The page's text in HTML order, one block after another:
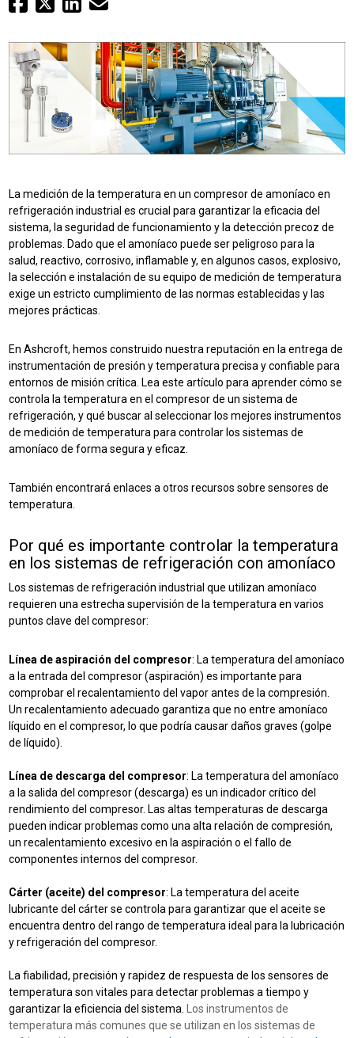
La medición de la temperatura en un compresor de amoníaco en
refrigeración industrial es crucial para garantizar la eficacia del
sistema, la seguridad de funcionamiento y la detección precoz de
problemas. Dado que el amoníaco puede ser peligroso para la
salud, reactivo, corrosivo, inflamable y, en algunos casos, explosivo,
la selección e instalación de su equipo de medición de temperatura
exige un estricto cumplimiento de las normas establecidas y las
mejores prácticas.
En Ashcroft, hemos construido nuestra reputación en la entrega de
instrumentación de presión y temperatura precisa y confiable para
entornos de misión crítica. Lea este artículo para aprender cómo se
controla la temperatura en el compresor de un sistema de
refrigeración, y qué buscar al seleccionar los mejores instrumentos
de medición de temperatura para controlar los sistemas de
amoníaco de forma segura y eficaz.
También encontrará enlaces a otros recursos sobre sensores de
temperatura.
Por qué es importante controlar la temperatura
en los sistemas de refrigeración con amoníaco
Los sistemas de refrigeración industrial que utilizan amoníaco
requieren una estrecha supervisión de la temperatura en varios
puntos clave del compresor:
Línea de aspiración del compresor: La temperatura del amoníaco
a la entrada del compresor (aspiración) es importante para
comprobar el recalentamiento del vapor antes de la compresión.
Un recalentamiento adecuado garantiza que no entre amoníaco
líquido en el compresor, lo que podría causar daños graves (golpe
de líquido).
Línea de descarga del compresor: La temperatura del amoníaco
a la salida del compresor (descarga) es un indicador crítico del
rendimiento del compresor. Las altas temperaturas de descarga
pueden indicar problemas como una alta relación de compresión,
un recalentamiento excesivo en la aspiración o el fallo de
componentes internos del compresor.
Cárter (aceite) del compresor: La temperatura del aceite
lubricante del cárter se controla para garantizar que el aceite se
encuentra dentro del rango de temperatura ideal para la lubricación
y refrigeración del compresor.
La fiabilidad, precisión y rapidez de respuesta de los sensores de
temperatura son vitales para detectar problemas a tiempo y
garantizar la eficiencia del sistema.
Los instrumentos de
temperatura más comunes que se utilizan en los sistemas de